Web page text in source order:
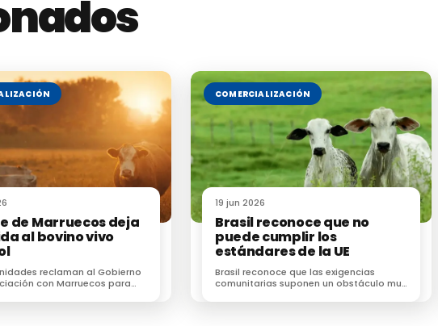
de productores continúan defendiendo un marco que
panorama cambiante.
un gran alivio para los productores, sí son un síntoma de que
que exista voluntad política, diálogo y visión a largo plazo.
puede interesar:
de Marruecos deja
al bovino vivo
reclaman al Gobierno
con Marruecos para
de ganado
COMERCIALIZACIÓN
19 jun 2026
Brasil reconoce que no
puede cumplir los
estándares de la UE
Brasil reconoce que las exigencias
comunitarias suponen un obstáculo muy
brasileño